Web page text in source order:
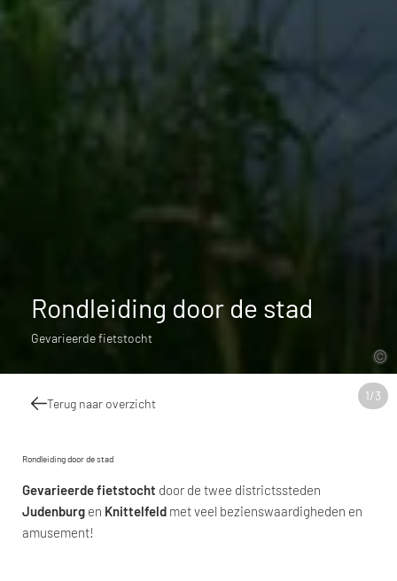
1/3
Rondleiding door de stad
Gevarieerde fietstocht
Terug naar overzicht
Rondleiding door de stad
Gevarieerde fietstocht door de twee districtssteden
Judenburg en Knittelfeld met veel bezienswaardigheden en
amusement!